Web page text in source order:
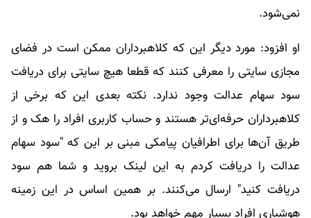
نمی‌شود.
او افزود: مورد دیگر این که کلاهبرداران ممکن است در فضای
مجازی سایتی را معرفی کنند که قطعا هیچ سایتی برای دریافت
سود سهام عدالت وجود ندارد. نکته بعدی این که برخی از
کلاهبرداران حرفه‌ای‌تر هستند و حساب کاربری افراد را هک و از
طریق آن‌ها برای اطرافیان پیامکی مبنی بر این که "سود سهام
عدالت را دریافت کردم به این لینک بروید و شما هم سود
دریافت کنید" ارسال می‌کنند. بر همین اساس در این زمینه
هوشیاری افراد بسیار مهم خواهد بود.